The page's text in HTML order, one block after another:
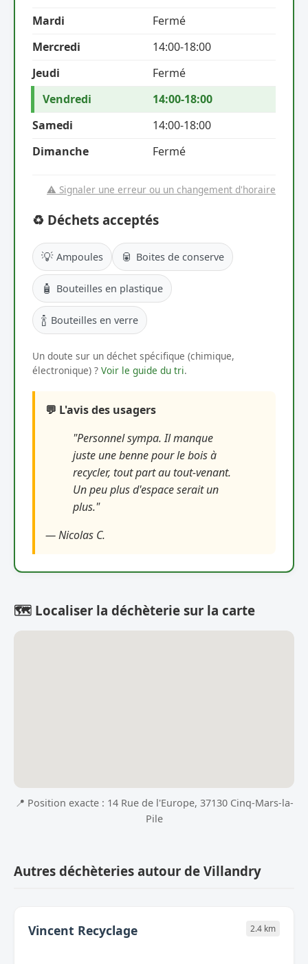
Mardi
Fermé
Mercredi
14:00-18:00
Jeudi
Fermé
Vendredi
14:00-18:00
Samedi
14:00-18:00
Dimanche
Fermé
⚠️ Signaler une erreur ou un changement d'horaire
♻️ Déchets acceptés
💡 Ampoules 🥫 Boites de conserve
🧴 Bouteilles en plastique
🍾 Bouteilles en verre
Un doute sur un déchet spécifique (chimique,
électronique) ? Voir le guide du tri.
💬 L'avis des usagers
"Personnel sympa. Il manque
juste une benne pour le bois à
recycler, tout part au tout-venant.
Un peu plus d'espace serait un
plus."
— Nicolas C.
🗺️ Localiser la déchèterie sur la carte
📍 Position exacte : 14 Rue de l'Europe, 37130 Cinq-Mars-la-
Pile
Autres déchèteries autour de Villandry
Vincent Recyclage 2.4 km